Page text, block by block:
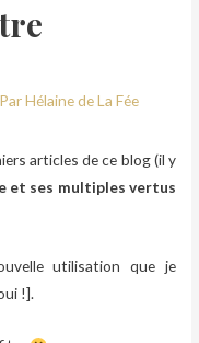
Hélaine de La Fée
articles de ce blog (il y
et ses multiples vertus
utilisation que je
!].